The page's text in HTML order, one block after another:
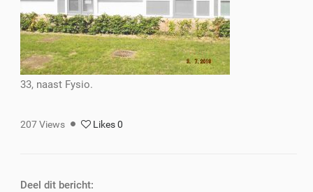
33, naast Fysio.
207Views Likes0
Deel dit bericht: